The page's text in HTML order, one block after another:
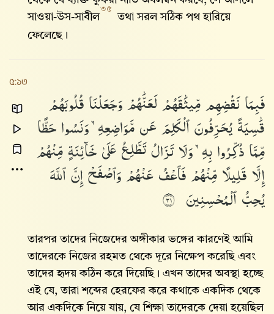
সাওয়া-উস-সাবীল
৩৫
তথা সরল সঠিক পথ হারিয়ে
ফেলেছে।
৫:১৩
فَبِمَانَقْضِهِممِّيثَٰقَهُمْلَعَنَّٰهُمْوَجَعَلْنَاقُلُوبَهُمْ
قَٰسِيَةًيُحَرِّفُونَٱلْكَلِمَعَنمَّوَاضِعِهِۦوَنَسُوا۟حَظًّا
مِّمَّاذُكِّرُوا۟بِهِۦوَلَاتَزَالُتَطَّلِعُعَلَىٰخَآئِنَةٍمِّنْهُمْ
إِلَّاقَلِيلًامِّنْهُمْفَٱعْفُعَنْهُمْوَٱصْفَحْإِنَّٱللَّهَ
يُحِبُّٱلْمُحْسِنِينَ ١٣
তারপর তাদের নিজেদের অঙ্গীকার ভঙ্গের কারণেই আমি
তাদেরকে নিজের রহমত থেকে দূরে নিক্ষেপ করেছি এবং
তাদের হৃদয় কঠিন করে দিয়েছি। এখন তাদের অবস্থা হচ্ছে
এই যে, তারা শব্দের হেরফের করে কথাকে একদিক থেকে
আর একদিকে নিয়ে যায়, যে শিক্ষা তাদেরকে দেয়া হয়েছিল